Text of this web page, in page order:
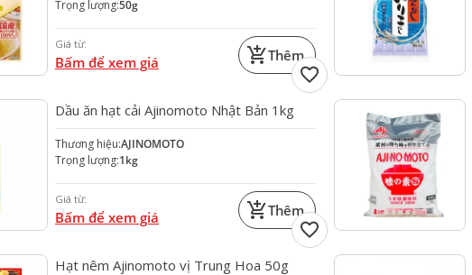
Trọng lượng:50g
Giá từ:
Bấm để xem giá add_shopping_cartThêm
Dầu ăn hạt cải Ajinomoto Nhật Bản 1kg
Thương hiệu:AJINOMOTO
Trọng lượng:1kg
Giá từ:
Bấm để xem giá add_shopping_cartThêm
favorite
Hạt nêm Ajinomoto vị Trung Hoa 50g
favorite